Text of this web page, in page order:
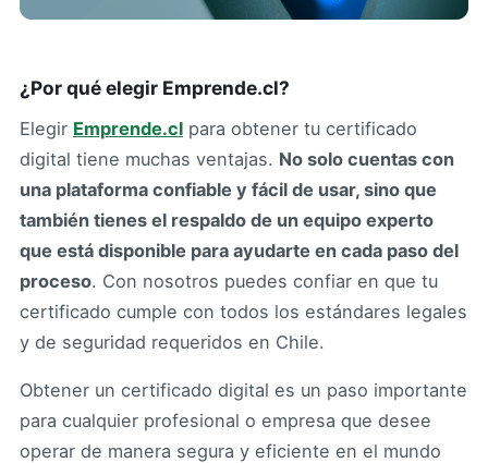
¿Por qué elegir Emprende.cl?
Elegir Emprende.cl para obtener tu certificado
digital tiene muchas ventajas. No solo cuentas con
una plataforma confiable y fácil de usar, sino que
también tienes el respaldo de un equipo experto
que está disponible para ayudarte en cada paso del
proceso. Con nosotros puedes confiar en que tu
certificado cumple con todos los estándares legales
y de seguridad requeridos en Chile.
Obtener un certificado digital es un paso importante
para cualquier profesional o empresa que desee
operar de manera segura y eficiente en el mundo